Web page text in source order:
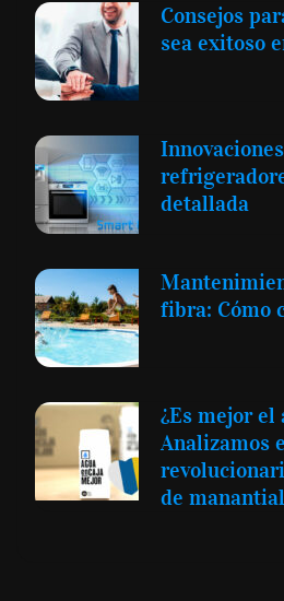
Consejos
sea exitoso
detallada
fibra: Cómo
¿Es mejor el
Analizamos
de manantial